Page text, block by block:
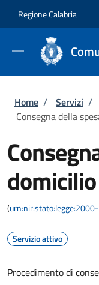
Regione Calabria
Briciole
Home / Servizi /
Consegna della
domicilio
(
Servizio attivo
Procedimento di